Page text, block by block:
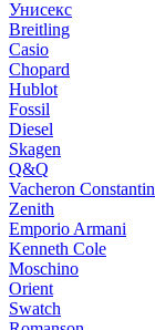
Унисекс
Breitling
Casio
Chopard
Hublot
Fossil
Diesel
Skagen
Q&Q
Vacheron Constantin
Zenith
Emporio Armani
Kenneth Cole
Moschino
Orient
Swatch